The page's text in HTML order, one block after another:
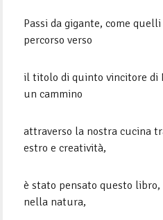
Passi da gigante, come
percorso verso
il titolo di quinto vincitore di
un cammino
attraverso la nostra cucina
estro e creatività,
è stato pensato questo libro,
nella natura,